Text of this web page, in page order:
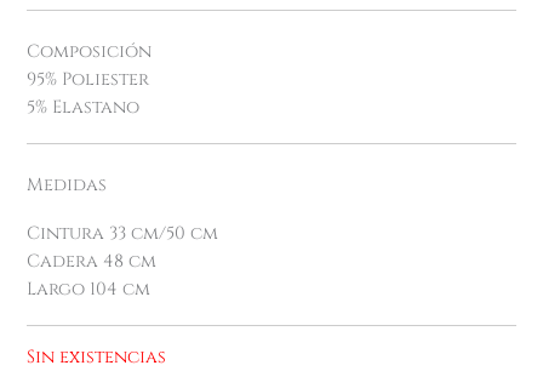
Composición
95% Poliester
5% Elastano
Medidas
Cintura 33 cm/50 cm
Cadera 48 cm
Largo 104 cm
Sin existencias